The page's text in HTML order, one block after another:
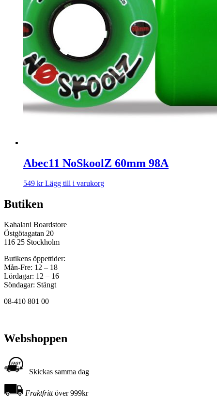
Abec11 NoSkoolZ 60mm 98A
549 kr Lägg till i varukorg
Butiken
Kahalani Boardstore
Östgötagatan 20
116 25 Stockholm
Butikens öppettider:
Mån-Fre: 12 – 18
Lördagar: 12 – 16
Söndagar: Stängt
08-410 801 00
Webshoppen
Skickas samma dag
Fraktfrittöver 999kr